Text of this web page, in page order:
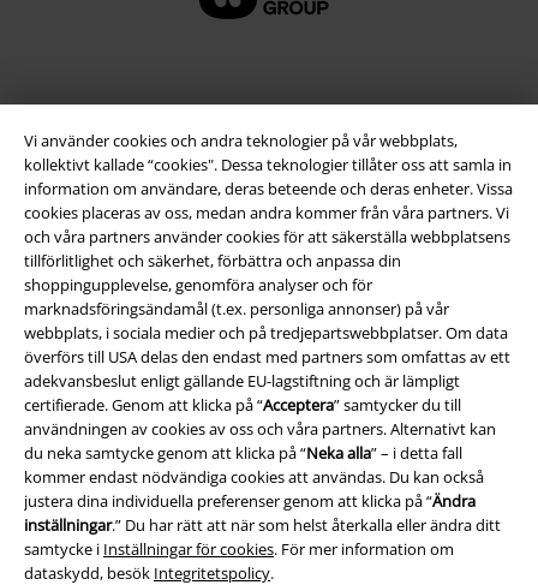
Vi använder cookies och andra teknologier på vår webbplats,
kollektivt kallade “cookies". Dessa teknologier tillåter oss att samla in
information om användare, deras beteende och deras enheter. Vissa
cookies placeras av oss, medan andra kommer från våra partners. Vi
och våra partners använder cookies för att säkerställa webbplatsens
tillförlitlighet och säkerhet, förbättra och anpassa din
shoppingupplevelse, genomföra analyser och för
marknadsföringsändamål (t.ex. personliga annonser) på vår
webbplats, i sociala medier och på tredjepartswebbplatser. Om data
överförs till USA delas den endast med partners som omfattas av ett
adekvansbeslut enligt gällande EU-lagstiftning och är lämpligt
certifierade. Genom att klicka på “Acceptera” samtycker du till
användningen av cookies av oss och våra partners. Alternativt kan
du neka samtycke genom att klicka på “Neka alla” – i detta fall
kommer endast nödvändiga cookies att användas. Du kan också
justera dina individuella preferenser genom att klicka på “Ändra
inställningar.” Du har rätt att när som helst återkalla eller ändra ditt
samtycke i Inställningar för cookies. För mer information om
dataskydd, besök Integritetspolicy.
Juridisk information/Villkor
Villkor
Om oss
Ladda ner villkoren
Avfallshantering och miljöskydd
Försäkran om överensstämmelse